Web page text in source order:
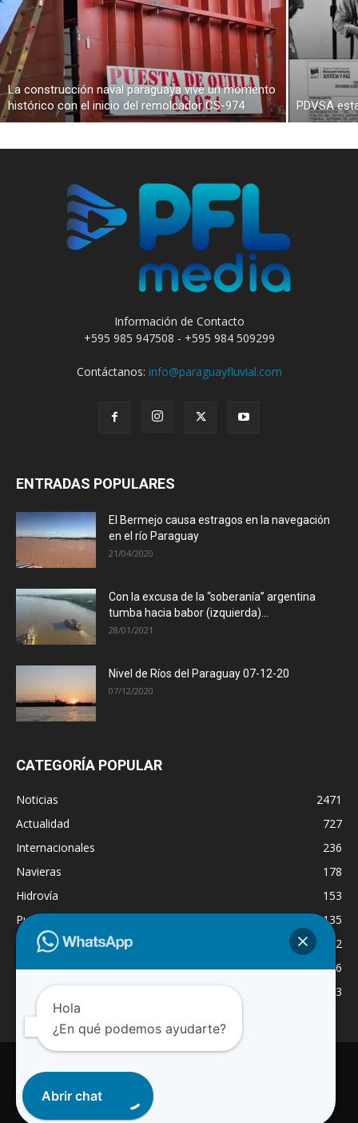
La construcción naval paraguaya vive un momento
histórico con el inicio del remolcador CS-974
PDVSA
Información de Contacto
+595 985 947508 - +595 984 509299
Contáctanos: info@paraguayfluvial.com
ENTRADAS POPULARES
El Bermejo causa estragos en la navegación
en el río Paraguay
21/04/2020
Con la excusa de la “soberanía” argentina
tumba hacia babor (izquierda)...
28/01/2021
Nivel de Ríos del Paraguay 07-12-20
07/12/2020
CATEGORÍA POPULAR
Noticias
2471
Actualidad
727
Internacionales
236
Navieras
178
Hidrovía
153
Puertos
135
Economía
132
Nacionales
126
Dragado
123
LOGISTICA
INTERNACIONAL
Hola
¿En qué podemos ayudarte?
Abrir chat